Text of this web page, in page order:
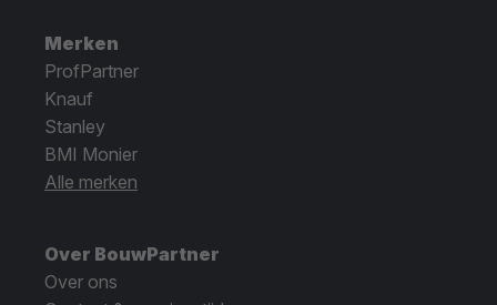
Merken
ProfPartner
Knauf
Stanley
BMI Monier
Alle merken
Over BouwPartner
Over ons